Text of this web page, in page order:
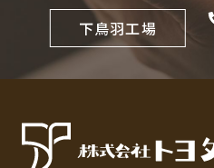
下鳥羽工場